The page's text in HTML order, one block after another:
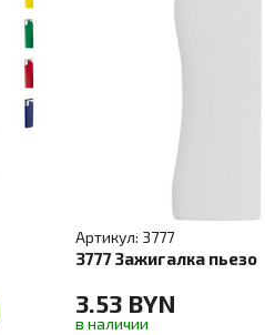
Артикул: 3777
3777 Зажигалка пьезо
3.53 BYN
в наличии